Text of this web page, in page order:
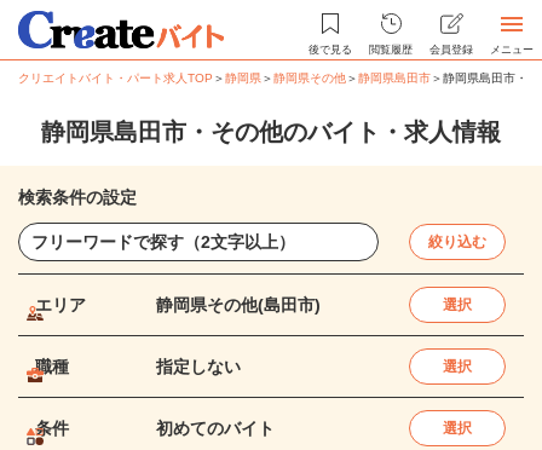
後で見る 閲覧履歴 会員登録 メニュー
クリエイトバイト・パート求人TOP ＞静岡県＞静岡県その他＞静岡県島田市＞静岡県島田市・
静岡県島田市・その他のバイト・求人情報
検索条件の設定
絞り込む
エリア 静岡県その他(島田市) 選択
職種 指定しない 選択
条件 初めてのバイト 選択